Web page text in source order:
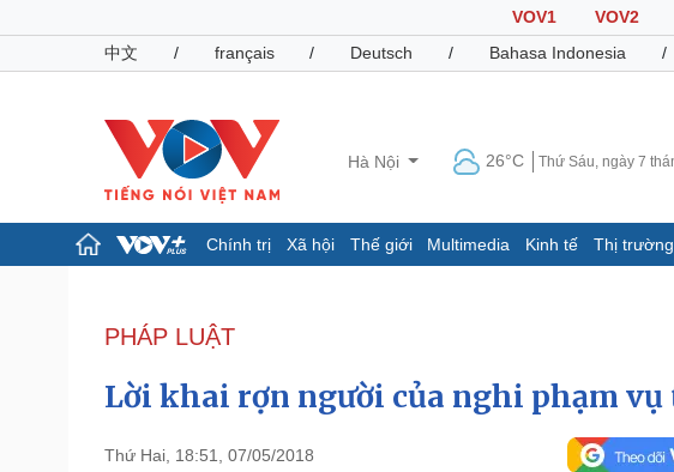
VOV1 VOV2
中文
/ français / Deutsch / Bahasa Indonesia /
Hà Nội 26°C Thứ Sáu, ngày 7
Chính trị Xã hội Thế giới Multimedia Kinh tế Thị trường
Đảng
Tổ chức nhân sự
Nhận diện sự thật
Giáo dục
Dấu ấn VOV
PHÁP LUẬT
Lời khai rợn người của nghi phạm vụ
Thứ Hai, 18:51, 07/05/2018